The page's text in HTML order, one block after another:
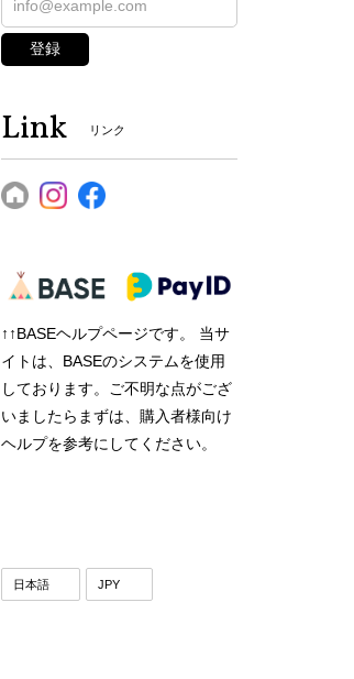
登録
Link リンク
↑↑BASEヘルプページです。 当サ
イトは、BASEのシステムを使用
しております。ご不明な点がござ
いましたらまずは、購入者様向け
ヘルプを参考にしてください。